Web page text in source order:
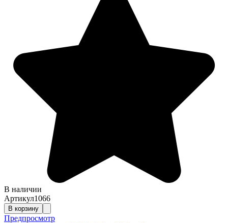
В наличии
Артикул1066
В корзину
Предпросмотр